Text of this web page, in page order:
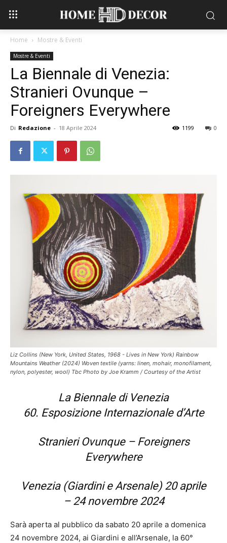
Home Mostre & Eventi
Mostre & Eventi
La Biennale di Venezia:
Stranieri Ovunque –
Foreigners Everywhere
Di Redazione - 18 Aprile 2024 0
1199
Liz Collins (New York, United States, 1968 - Lives in New York) Rainbow
Mountains Weather (2024) Woven textile (yarns: linen, mohair, monofilament,
nylon, polyester, wool) Tbc Photo by Joe Kramm / Courtesy of the Artist
La Biennale di Venezia
60. Esposizione Internazionale d’Arte
Stranieri Ovunque – Foreigners
Everywhere
Venezia (Giardini e Arsenale) 20 aprile
– 24 novembre 2024
Sarà aperta al pubblico da sabato 20 aprile a domenica
24 novembre 2024, ai Giardini e all’Arsenale, la 60°